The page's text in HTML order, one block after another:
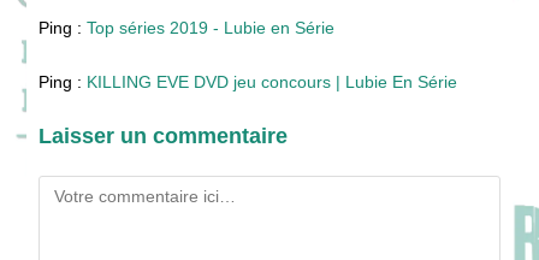
Ping :Top séries 2019 - Lubie en Série
Ping : KILLING EVE DVD jeu concours | Lubie En Série
Laisser un commentaire
Comment